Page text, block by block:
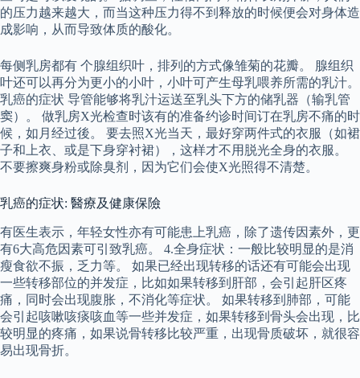
的压力越来越大，而当这种压力得不到释放的时候便会对身体造
成影响，从而导致体质的酸化。
每侧乳房都有 个腺组织叶，排列的方式像雏菊的花瓣。 腺组织
叶还可以再分为更小的小叶，小叶可产生母乳喂养所需的乳汁。
乳癌的症状 导管能够将乳汁运送至乳头下方的储乳器（输乳管
窦）。 做乳房X光检查时该有的准备约诊时间订在乳房不痛的时
候，如月经过後。 要去照X光当天，最好穿两件式的衣服（如裙
子和上衣、或是下身穿衬裙），这样才不用脱光全身的衣服。
不要擦爽身粉或除臭剂，因为它们会使X光照得不清楚。
乳癌的症状: 醫療及健康保險
有医生表示，年轻女性亦有可能患上乳癌，除了遗传因素外，更
有6大高危因素可引致乳癌。 4.全身症状：一般比较明显的是消
瘦食欲不振，乏力等。 如果已经出现转移的话还有可能会出现
一些转移部位的并发症，比如如果转移到肝部，会引起肝区疼
痛，同时会出现腹胀，不消化等症状。 如果转移到肺部，可能
会引起咳嗽咳痰咳血等一些并发症，如果转移到骨头会出现，比
较明显的疼痛，如果说骨转移比较严重，出现骨质破坏，就很容
易出现骨折。